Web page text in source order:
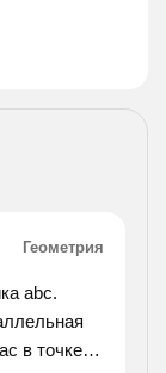
Геометрия
abc.
в точке f.